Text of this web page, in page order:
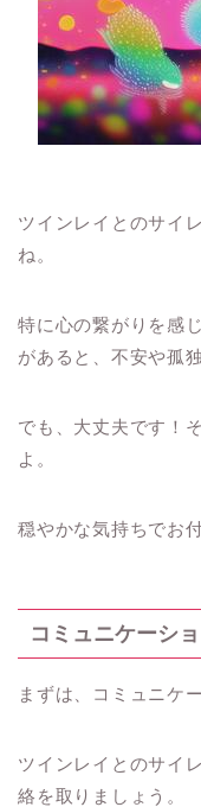
ツインレイとのサイ
ね。
特に心の繋がりを感
があると、不安や孤
でも、大丈夫です！
よ。
穏やかな気持ちでお
コミュニケーシ
まずは、コミュニケ
ツインレイとのサイ
絡を取りましょう。